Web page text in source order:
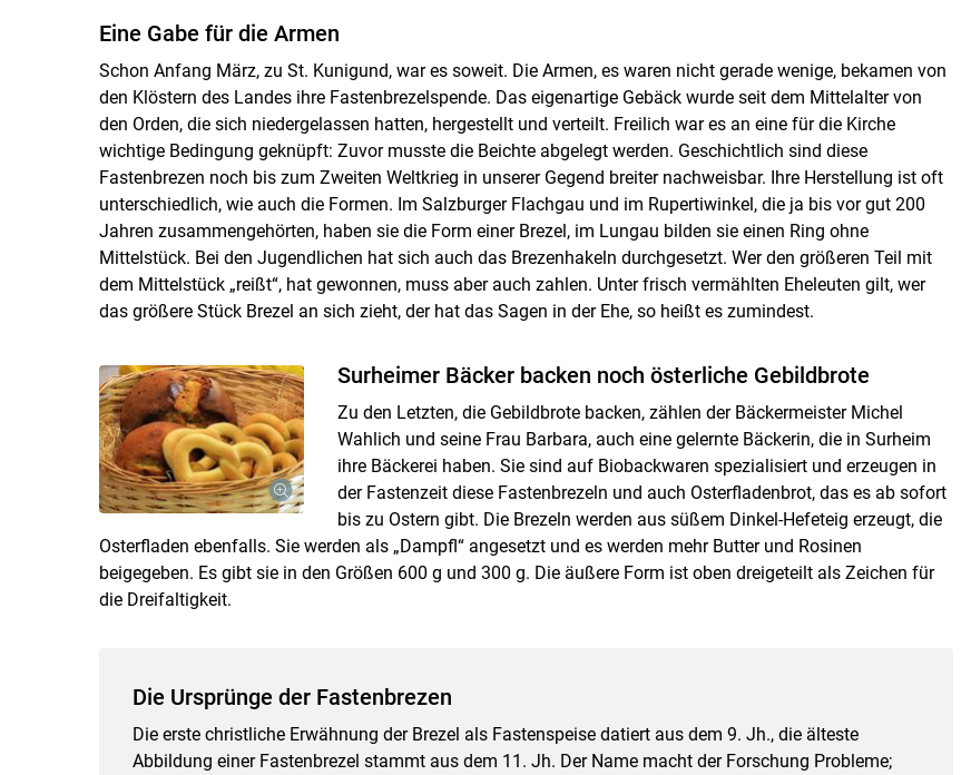
Eine Gabe für die Armen
Schon Anfang März, zu St. Kunigund, war es soweit. Die Armen, es waren nicht gerade wenige, bekamen von
den Klöstern des Landes ihre Fastenbrezelspende. Das eigenartige Gebäck wurde seit dem Mittelalter von
den Orden, die sich niedergelassen hatten, hergestellt und verteilt. Freilich war es an eine für die Kirche
wichtige Bedingung geknüpft: Zuvor musste die Beichte abgelegt werden. Geschichtlich sind diese
Fastenbrezen noch bis zum Zweiten Weltkrieg in unserer Gegend breiter nachweisbar. Ihre Herstellung ist oft
unterschiedlich, wie auch die Formen. Im Salzburger Flachgau und im Rupertiwinkel, die ja bis vor gut 200
Jahren zusammengehörten, haben sie die Form einer Brezel, im Lungau bilden sie einen Ring ohne
Mittelstück. Bei den Jugendlichen hat sich auch das Brezenhakeln durchgesetzt. Wer den größeren Teil mit
dem Mittelstück „reißt“, hat gewonnen, muss aber auch zahlen. Unter frisch vermählten Eheleuten gilt, wer
das größere Stück Brezel an sich zieht, der hat das Sagen in der Ehe, so heißt es zumindest.
Surheimer Bäcker backen noch österliche Gebildbrote
Zu den Letzten, die Gebildbrote backen, zählen der Bäckermeister Michel
Wahlich und seine Frau Barbara, auch eine gelernte Bäckerin, die in Surheim
ihre Bäckerei haben. Sie sind auf Biobackwaren spezialisiert und erzeugen in
der Fastenzeit diese Fastenbrezeln und auch Osterfladenbrot, das es ab sofort
bis zu Ostern gibt. Die Brezeln werden aus süßem Dinkel-Hefeteig erzeugt, die
Osterfladen ebenfalls. Sie werden als „Dampfl“ angesetzt und es werden mehr Butter und Rosinen
beigegeben. Es gibt sie in den Größen 600 g und 300 g. Die äußere Form ist oben dreigeteilt als Zeichen für
die Dreifaltigkeit.
Die Ursprünge der Fastenbrezen
Die erste christliche Erwähnung der Brezel als Fastenspeise datiert aus dem 9. Jh., die älteste
Abbildung einer Fastenbrezel stammt aus dem 11. Jh. Der Name macht der Forschung Probleme;